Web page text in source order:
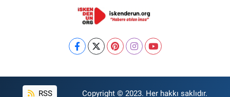
RSS Copyright © 2023. Her hakkı saklıdır.